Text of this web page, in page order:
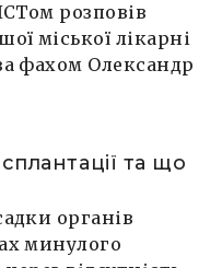
розповів
міської лікарні
фахом Олександр
та що
органів
минулого